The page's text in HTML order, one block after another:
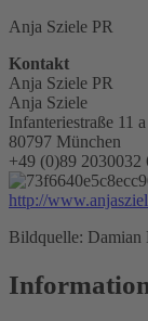
Anja Sziele PR
Kontakt
Anja Sziele PR
Anja Sziele
Infanteriestraße 11 a
80797 München
+49 (0)89 2030032
http://
Bildquelle: